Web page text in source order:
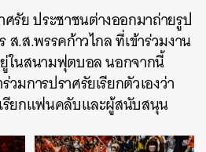
ศรัย ประชาชนต่างออกมาถ่ายรูป
.ส.พรรคก้าวไกล ที่เข้าร่วมงาน
ในสนามฟุตบอล นอกจากนี้
มการปราศรัยเรียกตัวเองว่า
รียกแฟนคลับและผู้สนับสนุน